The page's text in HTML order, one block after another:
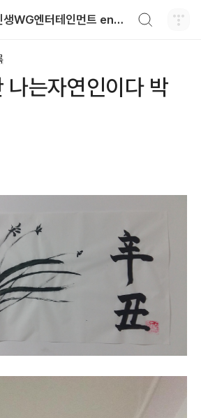
와일드진생WG엔터테인먼트 entertainment
나는자연인이다 박